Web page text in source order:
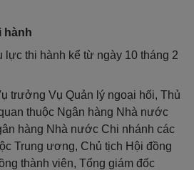
hành
lực thi hành kể từ ngày 10 tháng 2
trưởng Vụ Quản lý ngoại hối, Thủ
thuộc Ngân hàng Nhà nước
hàng Nhà nước Chi nhánh các
Trung ương, Chủ tịch Hội đồng
thành viên, Tổng giám đốc